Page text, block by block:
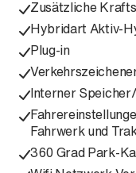
Zusätzliche
Hybridart Aktiv-
Plug-in
Interner
Fahrwerk und
360 Grad Park-